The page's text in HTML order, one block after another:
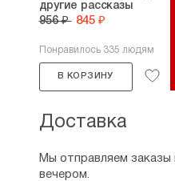
другие рассказы
956 ₽ 845 ₽
Понравилось 335 людям
В КОРЗИНУ
Доставка
Мы отправляем
вечером.